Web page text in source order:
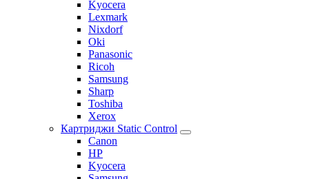
Kyocera
Lexmark
Nixdorf
Oki
Panasonic
Ricoh
Samsung
Sharp
Toshiba
Xerox
Картриджи Static Control
Canon
HP
Kyocera